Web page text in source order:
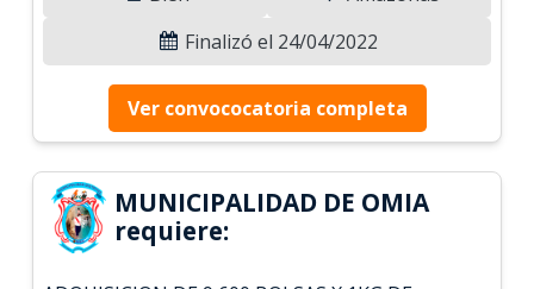
Finalizó el 24/04/2022
Ver convococatoria completa
MUNICIPALIDAD DE OMIA
requiere: